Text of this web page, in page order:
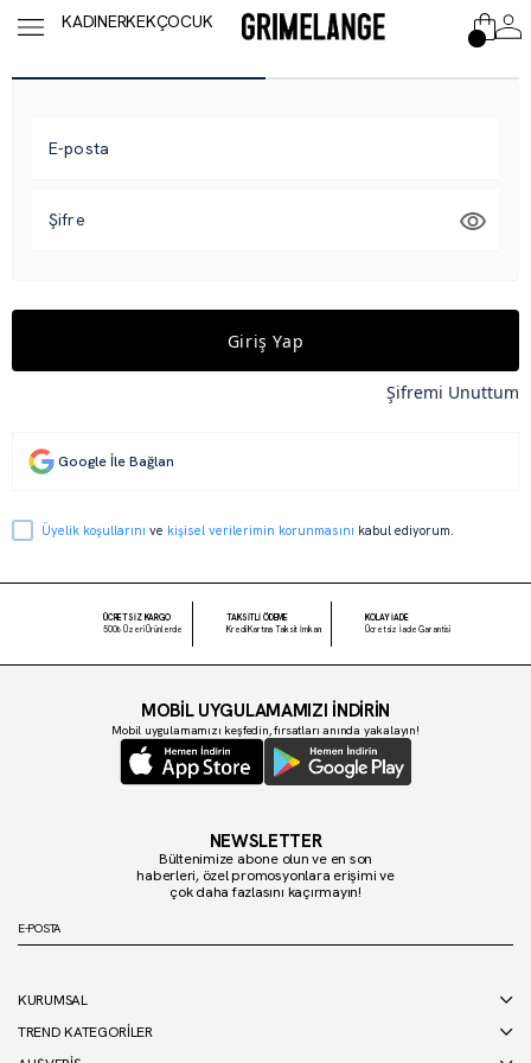
KADINERKEKÇOCUK
E-posta
Şifre
Giriş Yap
Şifremi Unuttum
Google İle Bağlan
Üyelik koşullarını ve kişisel verilerimin korunmasını kabul ediyorum.
ÜCRETSİZ KARGO
500₺ Üzeri Ürünlerde
TAKSİTLİ ÖDEME
Kredi Kartına Taksit İmkanı
KOLAY İADE
Ücretsiz İade Garantisi
MOBİL UYGULAMAMIZI İNDİRİN
Mobil uygulamamızı keşfedin, fırsatları anında yakalayın!
KURUMSAL
TREND KATEGORİLER
NEWSLETTER
Bültenimize abone olun ve en son
haberleri, özel promosyonlara erişimi ve
çok daha fazlasını kaçırmayın!